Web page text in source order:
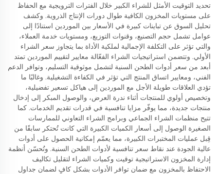
تحديد التوقيت الأمثل للشراء الكبير خلال الفترات الترويجية مع الحفاظ
على مستويات المخزون الكافية طوال دورات الإنتاج الذروية. وكشف
تحليل السوق عن تباينات كبيرة في الأسعار بين الموردين استنادًا إلى
عوامل تشمل حجم التصنيع، وقنوات التوزيع، ومستويات خدمة العملاء،
والتي تؤثر على التكلفة الإجمالية لملكية الأداة بما يتجاوز سعر الشراء
الأولي. وتتضمن استراتيجيات الشراء الفعّالة معايير لتقييم الموردين تمتد
أبعد من سعر أدوات الطحن السنية لتشمل موثوقية التسليم، وتوافر الدعم
الفني، ومعايير اتساق المنتج التي تؤثر في الكفاءة التشغيلية. وغالبًا ما
تؤدي العلاقات طويلة الأجل مع الموردين إلى هياكل تسعير تفضيلية،
وتخصيص أولوي للمنتجات أثناء ندرة العرض، والوصول المبكر إلى إدخال
منتجات جديدة، مما يوفّر مزايا تنافسية في قدرات تقديم الخدمات. كما
تتيح منظمات الشراء الجماعي وبرامج الشراء التعاوني للممارسات
الصغيرة الوصول إلى أسعار الكميات الكبيرة التي كانت تُحتكر سابقًا من
قِبل عمليات المختبرات الكبيرة، مما يعمّم إمكانية الحصول على أدوات
عالية الجودة عند نقاط سعر تنافسية لأدوات الطحن السنية. وتُحسّن أنظمة
إدارة المخزون الاستراتيجية توقيت وكميات الشراء لتقليل تكاليف
الاحتفاظ بالمخزون مع ضمان توافر الأدوات بشكل كافٍ لضمان جداول